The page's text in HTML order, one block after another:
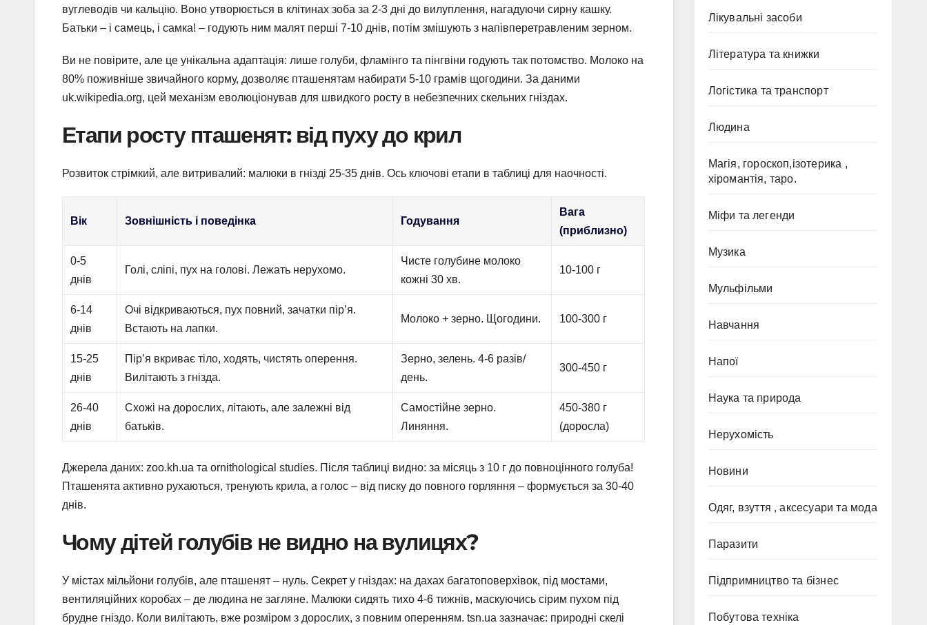
вуглеводів чи кальцію. Воно утворюється в клітинах зоба за 2-3 дні до вилуплення, нагадуючи сирну кашку.
Батьки – і самець, і самка! – годують ним малят перші 7-10 днів, потім змішують з напівперетравленим зерном.
Ви не повірите, але це унікальна адаптація: лише голуби, фламінго та пінгвіни годують так потомство. Молоко на
80% поживніше звичайного корму, дозволяє пташенятам набирати 5-10 грамів щогодини. За даними
uk.wikipedia.org, цей механізм еволюціонував для швидкого росту в небезпечних скельних гніздах.
Етапи росту пташенят: від пуху до крил
Розвиток стрімкий, але витривалий: малюки в гнізді 25-35 днів. Ось ключові етапи в таблиці для наочності.
Вік Зовнішність і поведінка Годування
Вага
(приблизно)
0-5
днів
Голі, сліпі, пух на голові. Лежать нерухомо.
Чисте голубине молоко
кожні 30 хв.
10-100 г
6-14
днів
Очі відкриваються, пух повний, зачатки пір’я.
Встають на лапки.
Молоко + зерно. Щогодини. 100-300 г
15-25
днів
Пір’я вкриває тіло, ходять, чистять оперення.
Вилітають з гнізда.
Зерно, зелень. 4-6 разів/
день.
300-450 г
26-40
днів
Схожі на дорослих, літають, але залежні від
батьків.
Самостійне зерно.
Линяння.
450-380 г
(доросла)
Джерела даних: zoo.kh.ua та ornithological studies. Після таблиці видно: за місяць з 10 г до повноцінного голуба!
Пташенята активно рухаються, тренують крила, а голос – від писку до повного горляння – формується за 30-40
днів.
Чому дітей голубів не видно на вулицях?
У містах мільйони голубів, але пташенят – нуль. Секрет у гніздах: на дахах багатоповерхівок, під мостами,
вентиляційних коробах – де людина не загляне. Малюки сидять тихо 4-6 тижнів, маскуючись сірим пухом під
брудне гніздо. Коли вилітають, вже розміром з дорослих, з повним оперенням. tsn.ua зазначає: природні скелі
Лікувальні засоби
Література та книжки
Логістика та транспорт
Людина
Магія, гороскоп,ізотерика ,
хіромантія, таро.
Міфи та легенди
Музика
Мульфільми
Навчання
Напої
Наука та природа
Нерухомість
Новини
Одяг, взуття , аксесуари та мода
Паразити
Підпримництво та бізнес
Побутова техніка